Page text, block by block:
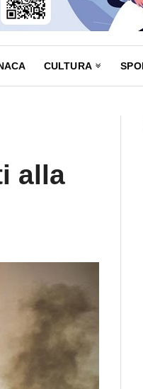
CULTURA
alla